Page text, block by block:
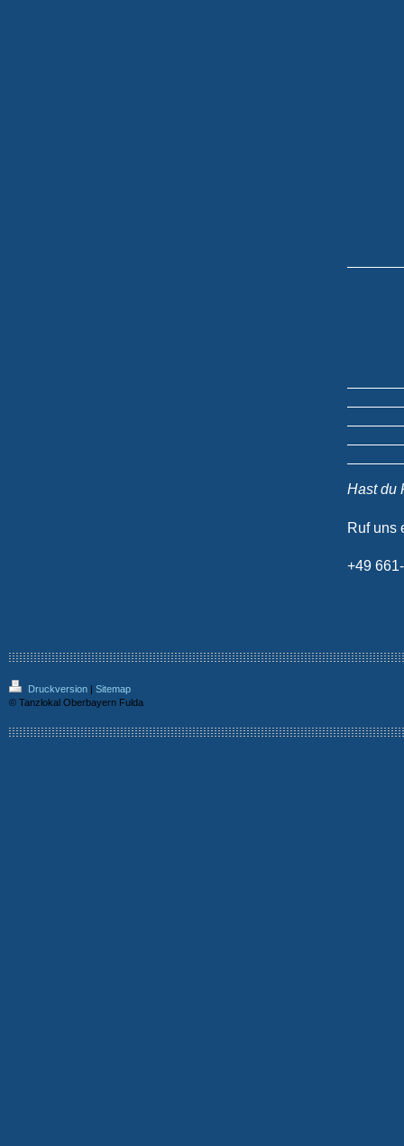
Hast du
Ruf uns
+49
Druckversion | Sitemap
© Tanzlokal Oberbayern Fulda